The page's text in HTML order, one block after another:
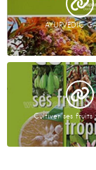
AYURVEDIC
Cultiver ses fruits